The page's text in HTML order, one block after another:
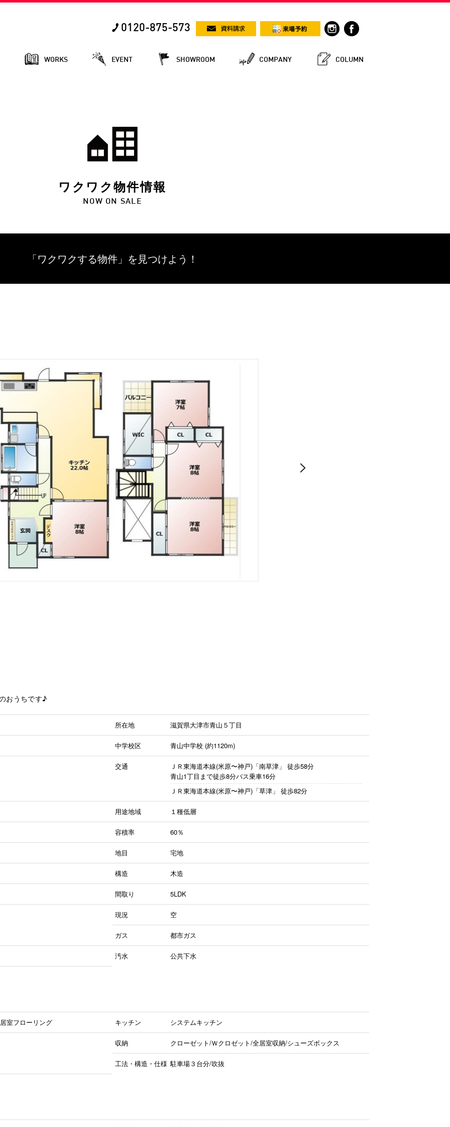
0120-875-573
WORKS EVENT SHOWROOM COMPANY COLUMN
ワクワク物件情報
NOW ON SALE
「ワクワクする物件」を 見つけよう！
おうちです♪
所在地 滋賀県大津市青山５丁目
中学校区 青山中学校 (約1120m)
交通 ＪＲ東海道本線(米原〜神戸)「南草津」 徒歩58分
青山1丁目まで徒歩8分バス乗車16分
ＪＲ東海道本線(米原〜神戸)「草津」 徒歩82分
用途地域 １種低層
容積率 60％
地目 宅地
構造 木造
間取り 5LDK
現況 空
ガス 都市ガス
汚水 公共下水
室フローリング キッチン システムキッチン
収納 クローゼット/Ｗクロゼット/全居室収納/シューズボックス
工法・構造・仕様 駐車場３台分/吹抜